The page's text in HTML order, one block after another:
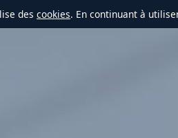
des cookies. En continuant à